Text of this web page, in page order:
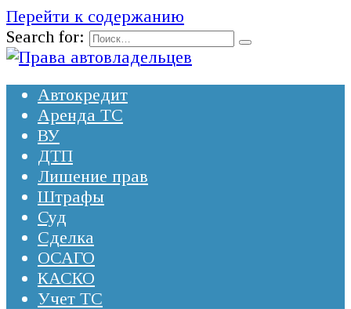
Перейти к содержанию
Search for:
Автокредит
Аренда ТС
ВУ
ДТП
Лишение прав
Штрафы
Суд
Сделка
ОСАГО
КАСКО
Учет ТС